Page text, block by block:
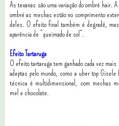
As texanas são uma variação do ombré hair.
ombré as mechas estão no comprimento
deles. O efeito final também é degradê,
aparência de “queimado de sol”.
Efeito Tartaruga
O efeito tartaruga tem ganhado cada vez
adeptas pelo mundo, como a uber top
técnica é multidimensional, com mechas
mel e chocolate.